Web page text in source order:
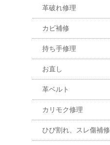
革破れ修理
カビ補修
持ち手修理
お直し
革ベルト
カリモク修理
ひび割れ、スレ傷補修